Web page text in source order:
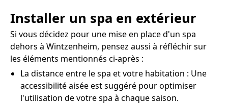
Installer un spa en extérieur
Si vous décidez pour une mise en place d'un spa
dehors à Wintzenheim, pensez aussi à réfléchir sur
les éléments mentionnés ci-après :
La distance entre le spa et votre habitation : Une
accessibilité aisée est suggéré pour optimiser
l'utilisation de votre spa à chaque saison.